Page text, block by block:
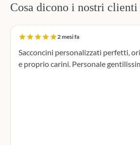
Cosa dicono i nostri clienti
2 mesi fa
Sacconcini personalizzati perfetti,
e proprio carini. Personale